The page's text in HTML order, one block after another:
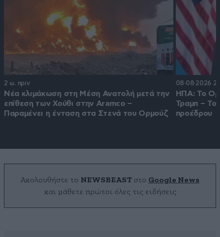
2 ω. πριν
Νέα κλιμάκωση στη Μέση Ανατολή μετά την
επίθεση των Χούθι στην Aramco –
Παραμένει η ένταση στα Στενά του Ορμούζ
08·08·2026
ΗΠΑ: Το
Τραμπ – Το
προέδρου
Ακολουθήστε το NEWSBEAST στο Google News
και μάθετε πρώτοι όλες τις ειδήσεις